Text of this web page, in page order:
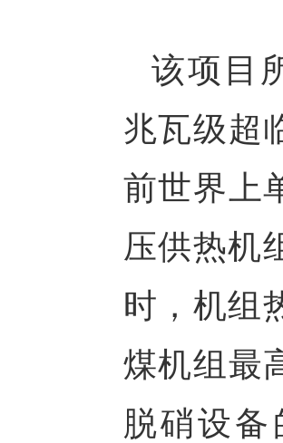
该项目
兆瓦级超
前世界上
压供热机
时，机组
煤机组最
脱硝设